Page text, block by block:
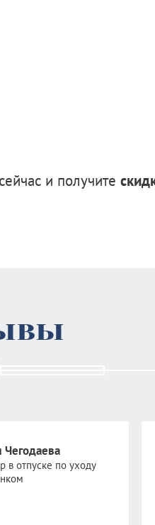
и получите
Чегодаева
в отпуске по уходу